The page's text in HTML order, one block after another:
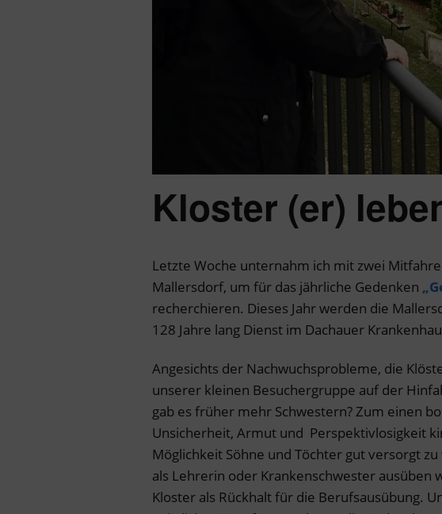
Kloster (er)
Letzte Woche unternahm ich mit zwei
Mallersdorf, um für das jährliche Gedenken
recherchieren. Dieses Jahr werden die
128 Jahre lang Dienst im Dachauer
Angesichts der Nachwuchsprobleme, die
unserer kleinen Besuchergruppe auf der
gab es früher mehr Schwestern? Zum einen
Unsicherheit, Armut und Perspektivlosigkeit
Möglichkeit Söhne und Töchter gut versorgt
als Lehrerin oder Krankenschwester ausüben
Kloster als Rückhalt für die Berufsausübung.